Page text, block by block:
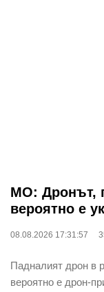
МО: Дронът,
вероятно е
08.08.2026 17:31:57
Падналият дрон в
вероятно е дрон-